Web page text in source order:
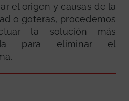
el origen y causas de la
o goteras, procedemos
la solución más
para eliminar el